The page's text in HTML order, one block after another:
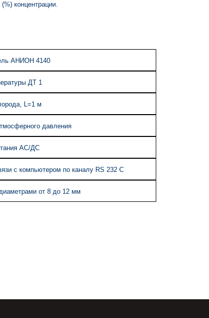
концентрации.
АНИОН 4140
ДТ 1
L=1 м
давления
АС/ДС
с компьютером по каналу RS 232 C
от 8 до 12 мм